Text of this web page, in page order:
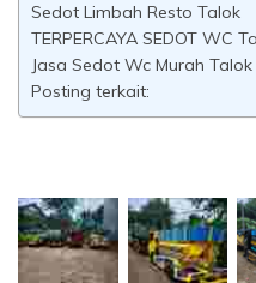
Sedot Limbah Resto Talok
TERPERCAYA SEDOT WC
Jasa Sedot Wc Murah Talok
Posting terkait: